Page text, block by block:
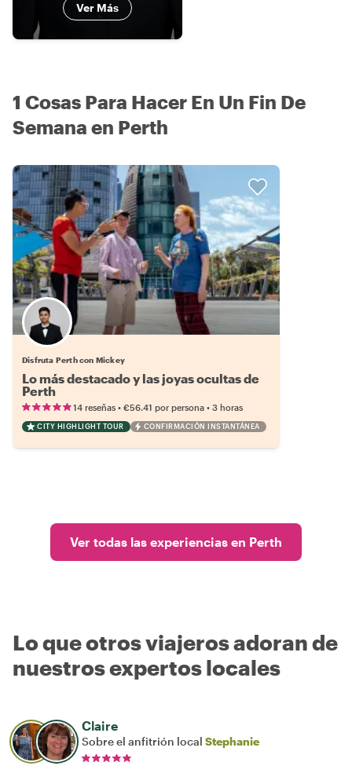
Ver Más
1 Cosas Para Hacer En Un Fin De
Semana en Perth
Disfruta Perth con Mickey
Lo más destacado y las joyas ocultas de
Perth
14 reseñas • €56.41 por persona • 3 horas
CITY HIGHLIGHT TOUR CONFIRMACIÓN INSTANTÁNEA
Ver todas las experiencias en Perth
Lo que otros viajeros adoran de
nuestros expertos locales
Claire
Sobre el anfitrión local Stephanie